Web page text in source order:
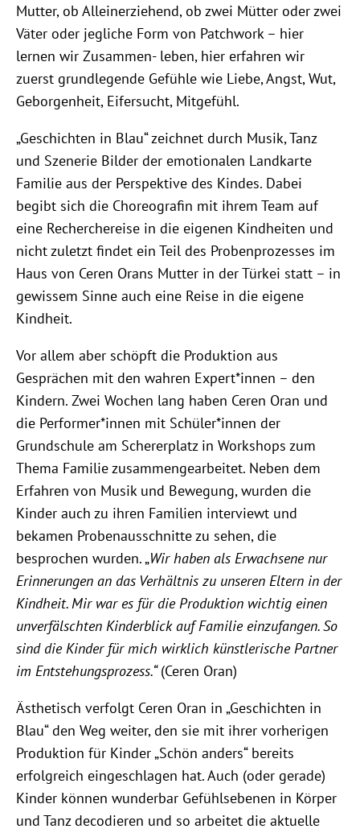
Mutter, ob Alleinerziehend, ob zwei Mütter oder zwei
Väter oder jegliche Form von Patchwork – hier
lernen wir Zusammen- leben, hier erfahren wir
zuerst grundlegende Gefühle wie Liebe, Angst, Wut,
Geborgenheit, Eifersucht, Mitgefühl.
„Geschichten in Blau“ zeichnet durch Musik, Tanz
und Szenerie Bilder der emotionalen Landkarte
Familie aus der Perspektive des Kindes. Dabei
begibt sich die Choreografin mit ihrem Team auf
eine Recherchereise in die eigenen Kindheiten und
nicht zuletzt findet ein Teil des Probenprozesses im
Haus von Ceren Orans Mutter in der Türkei statt – in
gewissem Sinne auch eine Reise in die eigene
Kindheit.
Vor allem aber schöpft die Produktion aus
Gesprächen mit den wahren Expert*innen – den
Kindern. Zwei Wochen lang haben Ceren Oran und
die Performer*innen mit Schüler*innen der
Grundschule am Schererplatz in Workshops zum
Thema Familie zusammengearbeitet. Neben dem
Erfahren von Musik und Bewegung, wurden die
Kinder auch zu ihren Familien interviewt und
bekamen Probenausschnitte zu sehen, die
besprochen wurden. „Wir haben als Erwachsene nur
Erinnerungen an das Verhältnis zu unseren Eltern in der
Kindheit. Mir war es für die Produktion wichtig einen
unverfälschten Kinderblick auf Familie einzufangen. So
sind die Kinder für mich wirklich künstlerische Partner
im Entstehungsprozess.“(Ceren Oran)
Ästhetisch verfolgt Ceren Oran in „Geschichten in
Blau“ den Weg weiter, den sie mit ihrer vorherigen
Produktion für Kinder „Schön anders“ bereits
erfolgreich eingeschlagen hat. Auch (oder gerade)
Kinder können wunderbar Gefühlsebenen in Körper
und Tanz decodieren und so arbeitet die aktuelle